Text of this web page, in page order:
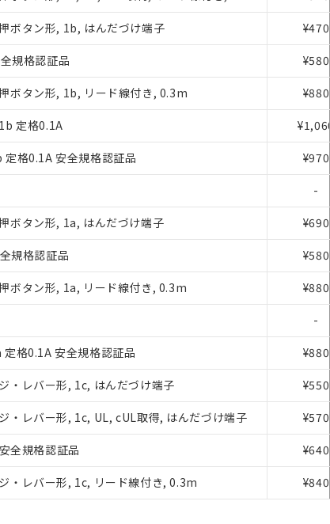
ボタン形, 1b, はんだづけ端子 ¥470
規格認証品 ¥580
ボタン形, 1b, リード線付き, 0.3m ¥880
定格0.1A ¥1,060
格0.1A 安全規格認証品 ¥970
-
ボタン形, 1a, はんだづけ端子 ¥690
規格認証品 ¥580
ボタン形, 1a, リード線付き, 0.3m ¥880
-
格0.1A 安全規格認証品 ¥880
・レバー形, 1c, はんだづけ端子 ¥550
・レバー形, 1c, UL, cUL取得, はんだづけ端子 ¥570
全規格認証品 ¥640
・レバー形, 1c, リード線付き, 0.3m ¥840
お客様のお取引先、またはお客様担当のオムロン制御
さい)
用ください。
の当社在庫状況および標準価格(税抜)を提供させていただ
ービスの対象外となる商品もあることをご了承ください。
している更新日時点での社内データに基づき作成されるも
および標準価格とは異なる場合があることをご了承くださ
お取引先、またはお客様担当のオムロン制御機器販売店・
「販売ネットワーク
」をご確認ください。
の承諾なく第三者に漏洩または開示しないようお願いしま
）をご利用いただくには、I-Webメンバーズにご登録され
との取引・商談に必要な範囲で利用することをご了承くだ
同利用に関して"
の「1.共同利用者の範囲」に記載されて